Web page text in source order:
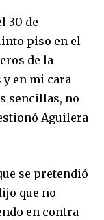
30 de
piso en el
de la
en mi cara
sencillas, no
Aguilera
se pretendió
que no
en contra